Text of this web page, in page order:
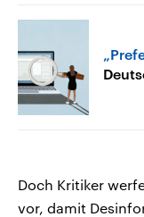
Doch Kritiker
vor, damit